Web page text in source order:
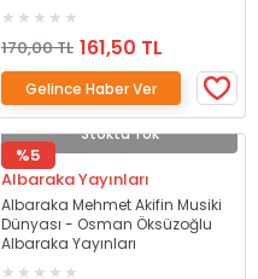
170,00 TL 161,50 TL
Gelince Haber Ver
Stokta Yok
%5
Albaraka Yayınları
Albaraka Mehmet Akifin Musiki
Dünyası - Osman Öksüzoğlu
Albaraka Yayınları